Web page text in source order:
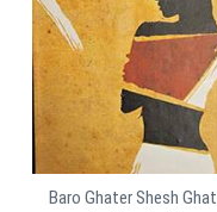
Baro Ghater Shesh Ghat